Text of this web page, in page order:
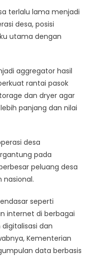
terlalu lama menjadi
desa, posisi
utama dengan
aggregator hasil
rantai pasok
dan dryer agar
panjang dan nilai
desa
pada
peluang desa
nasional.
seperti
internet di berbagai
dan
Kementerian
data berbasis